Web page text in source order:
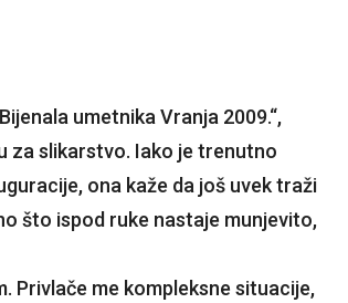
umetnika Vranja 2009.“,
za slikarstvo. Iako je trenutno
ona kaže da još uvek traži
što ispod ruke nastaje munjevito,
Privlače me kompleksne situacije,